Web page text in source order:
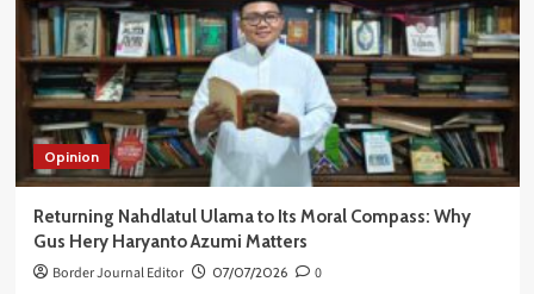
Opinion
Returning Nahdlatul Ulama to Its Moral Compass: Why
Gus Hery Haryanto Azumi Matters
Border Journal Editor 07/07/2026 0